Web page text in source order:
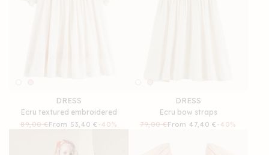
DRESS
Ecru textured embroidered
Regular
89,00 €
Sale
From 53,40 € -40%
DRESS
Ecru bow straps
Regular
79,00 €
Sale
From 47,40 € -40%